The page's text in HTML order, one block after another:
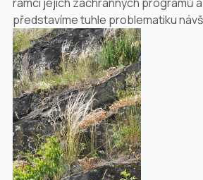
představíme tuhle problematiku